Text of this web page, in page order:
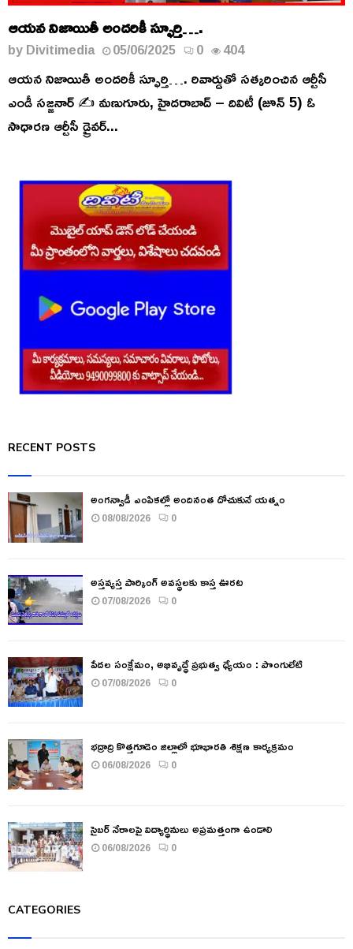
ఆయన నిజాయితీ అందరికీ స్ఫూర్తి….
byDivitimedia 05/06/2025 0 404
ఆయన నిజాయితీ అందరికీ స్ఫూర్తి…. రివార్డుతో సత్కరించిన ఆర్టీసీ
ఎండీ సజ్జనార్ ✍️ మణుగూరు, హైదరాబాద్ – దివిటీ (జూన్ 5) ఓ
సాధారణ ఆర్టీసీ డ్రైవర్...
RECENT POSTS
అంగన్వాడీ ఎంపికల్లో అందినంత దోచుకునే యత్నం
08/08/2026 0
అస్తవ్యస్త పార్కింగ్ అవస్థలకు కాస్త ఊరట
07/08/2026 0
పేదల సంక్షేమం, అభివృద్ధే ప్రభుత్వ ధ్యేయం : పొంగులేటి
07/08/2026 0
భద్రాద్రి కొత్తగూడెం జిల్లాలో భూభారతి శిక్షణ కార్యక్రమం
06/08/2026 0
సైబర్ నేరాలపై విద్యార్థినులు అప్రమత్తంగా ఉండాలి
06/08/2026 0
CATEGORIES